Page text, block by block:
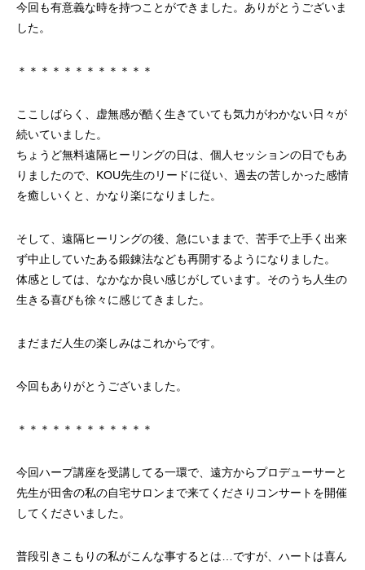
今回も有意義な時を持つことができました。ありがとうございま
した。
＊＊＊＊＊＊＊＊＊＊＊＊
ここしばらく、虚無感が酷く生きていても気力がわかない日々が
続いていました。
ちょうど無料遠隔ヒーリングの日は、個人セッションの日でもあ
りましたので、KOU先生のリードに従い、過去の苦しかった感情
を癒しいくと、かなり楽になりました。
そして、遠隔ヒーリングの後、急にいままで、苦手で上手く出来
ず中止していたある鍛錬法なども再開するようになりました。
体感としては、なかなか良い感じがしています。そのうち人生の
生きる喜びも徐々に感じてきました。
まだまだ人生の楽しみはこれからです。
今回もありがとうございました。
＊＊＊＊＊＊＊＊＊＊＊＊
今回ハープ講座を受講してる一環で、遠方からプロデューサーと
先生が田舎の私の自宅サロンまで来てくださりコンサートを開催
してくださいました。
普段引きこもりの私がこんな事するとは…ですが、ハートは喜ん